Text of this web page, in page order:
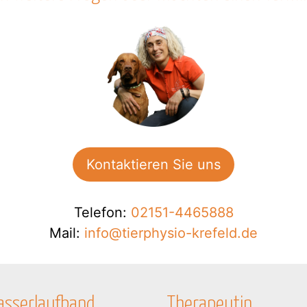
Kontaktieren Sie uns
Telefon: 02151-4465888
Mail: info@tierphysio-krefeld.de